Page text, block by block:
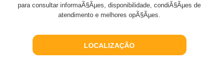
para consultar informaÃ§Ãµes, disponibilidade, condiÃ§Ãµes de
atendimento e melhores opÃ§Ãµes.
LOCALIZAÇÃO